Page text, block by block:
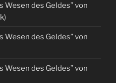
Wesen des Geldes” von
Wesen des Geldes” von
Wesen des Geldes” von